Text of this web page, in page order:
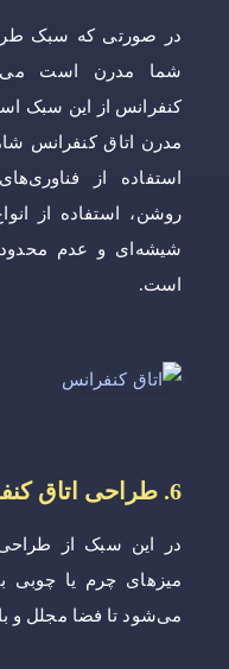
در صورتی که سبک
شما مدرن است
کنفرانس از این سبک
مدرن اتاق کنفرانس
استفاده از
روشن، استفاده از
شیشه‌ای و عدم
است.
6. طراحی اتاق کنفرانس کلاسیک:
در این سبک از
میزهای چرم یا چوبی
می‌شود تا فضا مجلل و